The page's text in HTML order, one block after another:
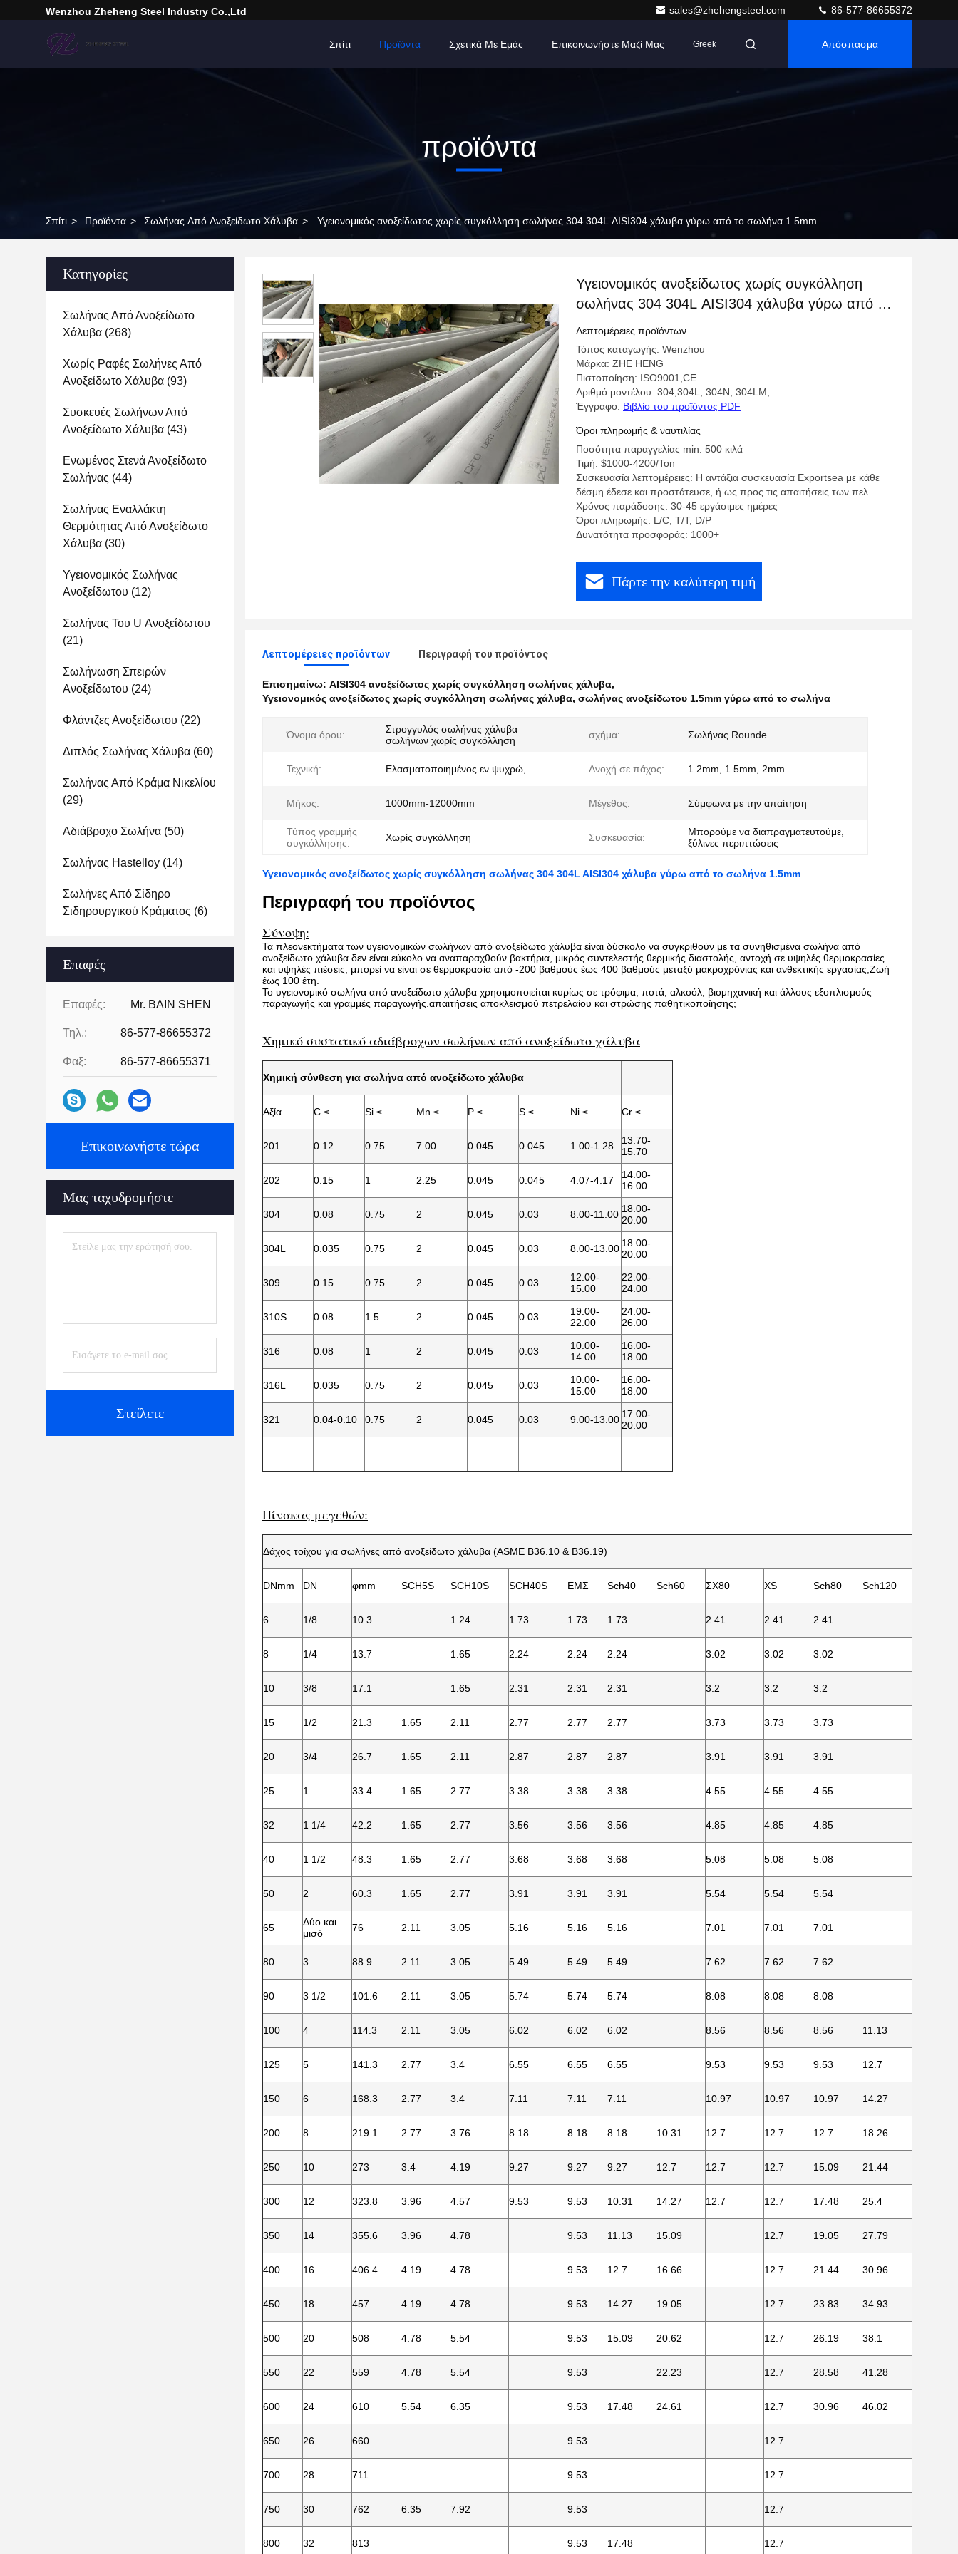
Wenzhou Zheheng Steel Industry Co.,Ltd sales@zhehengsteel.com 86-577-86655372
Σπίτι Προϊόντα Σχετικά Με Εμάς Επικοινωνήστε Μαζί Μας Greek Απόσπασμα
προϊόντα
Σπίτι > Προϊόντα > Σωλήνας Από Ανοξείδωτο Χάλυβα > Υγειονομικός ανοξείδωτος χωρίς συγκόλληση σωλήνας 304 304L AISI304 χάλυβα γύρω από το σωλήνα 1.5mm
Κατηγορίες
Σωλήνας Από Ανοξείδωτο
Χάλυβα (268)
Χωρίς Ραφές Σωλήνες Από
Ανοξείδωτο Χάλυβα (93)
Συσκευές Σωλήνων Από
Ανοξείδωτο Χάλυβα (43)
Ενωμένος Στενά Ανοξείδωτο
Σωλήνας (44)
Σωλήνας Εναλλάκτη
Θερμότητας Από Ανοξείδωτο
Χάλυβα (30)
Υγειονομικός Σωλήνας
Ανοξείδωτου (12)
Σωλήνας Του U Ανοξείδωτου
(21)
Σωλήνωση Σπειρών
Ανοξείδωτου (24)
Φλάντζες Ανοξείδωτου (22)
Διπλός Σωλήνας Χάλυβα (60)
Σωλήνας Από Κράμα Νικελίου
(29)
Αδιάβροχο Σωλήνα (50)
Σωλήνας Hastelloy (14)
Σωλήνες Από Σίδηρο
Σιδηρουργικού Κράματος (6)
Επαφές
Επαφές: Mr. BAIN SHEN
Τηλ.: 86-577-86655372
Φαξ: 86-577-86655371
Επικοινωνήστε τώρα
Μας ταχυδρομήστε
Στείλετε
Υγειονομικός ανοξείδωτος χωρίς συγκόλληση
σωλήνας 304 304L AISI304 χάλυβα γύρω από το
σωλήνα 1.5mm
Λεπτομέρειες προϊόντων
Τόπος καταγωγής: Wenzhou
Μάρκα: ZHE HENG
Πιστοποίηση: ISO9001,CE
Αριθμό μοντέλου: 304,304L, 304N, 304LM,
Έγγραφο: Βιβλίο του προϊόντος PDF
Όροι πληρωμής & ναυτιλίας
Ποσότητα παραγγελίας min: 500 κιλά
Τιμή: $1000-4200/Ton
Συσκευασία λεπτομέρειες: Η αντάξια συσκευασία Exportsea με κάθε
δέσμη έδεσε και προστάτευσε, ή ως προς τις απαιτήσεις των πελ
Χρόνος παράδοσης: 30-45 εργάσιμες ημέρες
Όροι πληρωμής: L/C, T/T, D/P
Δυνατότητα προσφοράς: 1000+
Πάρτε την καλύτερη τιμή
Λεπτομέρειες προϊόντων Περιγραφή του προϊόντος
Επισημαίνω: AISI304 ανοξείδωτος χωρίς συγκόλληση σωλήνας χάλυβα,
Υγειονομικός ανοξείδωτος χωρίς συγκόλληση σωλήνας χάλυβα, σωλήνας ανοξείδωτου 1.5mm γύρω από το σωλήνα
Όνομα όρου:
Στρογγυλός σωλήνας χάλυβα
σωλήνων χωρίς συγκόλληση
σχήμα: Σωλήνας Rounde
Τεχνική: Ελασματοποιημένος εν ψυχρώ, Ανοχή σε πάχος: 1.2mm, 1.5mm, 2mm
Μήκος: 1000mm-12000mm Μέγεθος: Σύμφωνα με την απαίτηση
Τύπος γραμμής
συγκόλλησης:
Χωρίς συγκόλληση Συσκευασία:
Μπορούμε να διαπραγματευτούμε,
ξύλινες περιπτώσεις
Υγειονομικός ανοξείδωτος χωρίς συγκόλληση σωλήνας 304 304L AISI304 χάλυβα γύρω από το σωλήνα 1.5mm
Περιγραφή του προϊόντος
Σύνοψη:
Τα πλεονεκτήματα των υγειονομικών σωλήνων από ανοξείδωτο χάλυβα είναι δύσκολο να συγκριθούν με τα συνηθισμένα σωλήνα από
ανοξείδωτο χάλυβα.δεν είναι εύκολο να αναπαραχθούν βακτήρια, μικρός συντελεστής θερμικής διαστολής, αντοχή σε υψηλές θερμοκρασίες
και υψηλές πιέσεις, μπορεί να είναι σε θερμοκρασία από -200 βαθμούς έως 400 βαθμούς μεταξύ μακροχρόνιας και ανθεκτικής εργασίας,Ζωή
έως 100 έτη.
Το υγειονομικό σωλήνα από ανοξείδωτο χάλυβα χρησιμοποιείται κυρίως σε τρόφιμα, ποτά, αλκοόλ, βιομηχανική και άλλους εξοπλισμούς
παραγωγής και γραμμές παραγωγής.απαιτήσεις αποκλεισμού πετρελαίου και στρώσης παθητικοποίησης;
Χημικό συστατικό αδιάβροχων σωλήνων από ανοξείδωτο χάλυβα
Χημική σύνθεση για σωλήνα από ανοξείδωτο χάλυβα
Αξία C ≤ Si ≤ Mn ≤ P ≤ S ≤ Ni ≤ Cr ≤
201 0.12 0.75 7.00 0.045 0.045 1.00-1.28
13.70-
15.70
202 0.15 1 2.25 0.045 0.045 4.07-4.17
14.00-
16.00
304 0.08 0.75 2 0.045 0.03 8.00-11.00 18.00-
20.00
304L 0.035 0.75 2 0.045 0.03 8.00-13.00 18.00-
20.00
309 0.15 0.75 2 0.045 0.03
12.00-
15.00
22.00-
24.00
310S 0.08 1.5 2 0.045 0.03
19.00-
22.00
24.00-
26.00
316 0.08 1 2 0.045 0.03
10.00-
14.00
16.00-
18.00
316L 0.035 0.75 2 0.045 0.03
10.00-
15.00
16.00-
18.00
321 0.04-0.10 0.75 2 0.045 0.03 9.00-13.00 17.00-
20.00
Πίνακας μεγεθών:
Δάχος τοίχου για σωλήνες από ανοξείδωτο χάλυβα (ASME B36.10 & B36.19)
DNmm DΝ φmm SCH5S SCH10S SCH40S ΕΜΣ Sch40 Sch60 ΣΧ80 XS Sch80 Sch120
6 1/8 10.3 1.24 1.73 1.73 1.73 2.41 2.41 2.41
8 1/4 13.7 1.65 2.24 2.24 2.24 3.02 3.02 3.02
10 3/8 17.1 1.65 2.31 2.31 2.31 3.2 3.2 3.2
15 1/2 21.3 1.65 2.11 2.77 2.77 2.77 3.73 3.73 3.73
20 3/4 26.7 1.65 2.11 2.87 2.87 2.87 3.91 3.91 3.91
25 1 33.4 1.65 2.77 3.38 3.38 3.38 4.55 4.55 4.55
32 1 1/4 42.2 1.65 2.77 3.56 3.56 3.56 4.85 4.85 4.85
40 1 1/2 48.3 1.65 2.77 3.68 3.68 3.68 5.08 5.08 5.08
50 2 60.3 1.65 2.77 3.91 3.91 3.91 5.54 5.54 5.54
65
Δύο και
μισό
76 2.11 3.05 5.16 5.16 5.16 7.01 7.01 7.01
80 3 88.9 2.11 3.05 5.49 5.49 5.49 7.62 7.62 7.62
90 3 1/2 101.6 2.11 3.05 5.74 5.74 5.74 8.08 8.08 8.08
100 4 114.3 2.11 3.05 6.02 6.02 6.02 8.56 8.56 8.56 11.13
125 5 141.3 2.77 3.4 6.55 6.55 6.55 9.53 9.53 9.53 12.7
150 6 168.3 2.77 3.4 7.11 7.11 7.11 10.97 10.97 10.97 14.27
200 8 219.1 2.77 3.76 8.18 8.18 8.18 10.31 12.7 12.7 12.7 18.26
250 10 273 3.4 4.19 9.27 9.27 9.27 12.7 12.7 12.7 15.09 21.44
300 12 323.8 3.96 4.57 9.53 9.53 10.31 14.27 12.7 12.7 17.48 25.4
350 14 355.6 3.96 4.78 9.53 11.13 15.09 12.7 19.05 27.79
400 16 406.4 4.19 4.78 9.53 12.7 16.66 12.7 21.44 30.96
450 18 457 4.19 4.78 9.53 14.27 19.05 12.7 23.83 34.93
500 20 508 4.78 5.54 9.53 15.09 20.62 12.7 26.19 38.1
550 22 559 4.78 5.54 9.53 22.23 12.7 28.58 41.28
600 24 610 5.54 6.35 9.53 17.48 24.61 12.7 30.96 46.02
650 26 660 9.53 12.7
700 28 711 9.53 12.7
750 30 762 6.35 7.92 9.53 12.7
800 32 813 9.53 17.48 12.7